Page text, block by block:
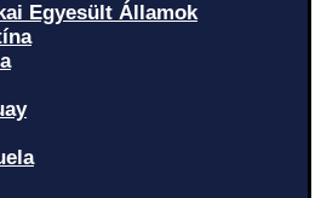
Egyesült Államok